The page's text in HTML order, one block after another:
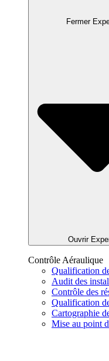
Fermer
Ouvrir
Contrôle Aéraulique
Qualification
Audit des
Contrôle des
Qualification
Cartographie
Mise au point